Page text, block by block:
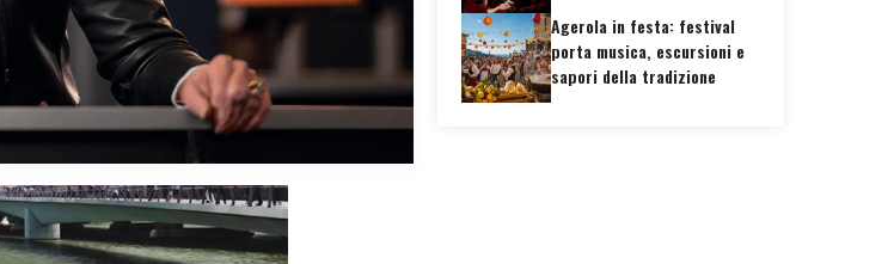
Agerola in festa: festival
porta musica, escursioni e
sapori della tradizione